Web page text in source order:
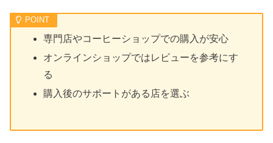
専門店やコーヒーショップでの購入が安心
オンラインショップではレビューを参考にす
る
購入後のサポートがある店を選ぶ